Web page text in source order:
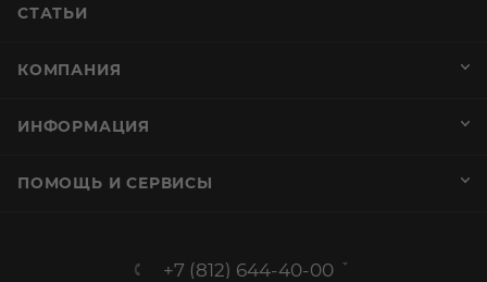
СТАТЬИ
КОМПАНИЯ
ИНФОРМАЦИЯ
ПОМОЩЬ И СЕРВИСЫ
+7 (812) 644-40-00